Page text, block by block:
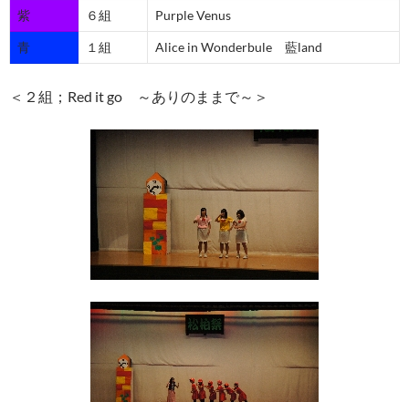
紫 ６組 Purple Venus
青 １組 Alice in Wonderbule 藍land
＜２組；Red it go ～ありのままで～＞